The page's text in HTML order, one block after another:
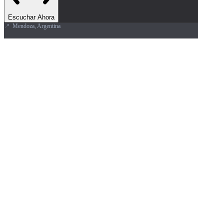
Escuchar Ahora
📍 Mendoza, Argentina